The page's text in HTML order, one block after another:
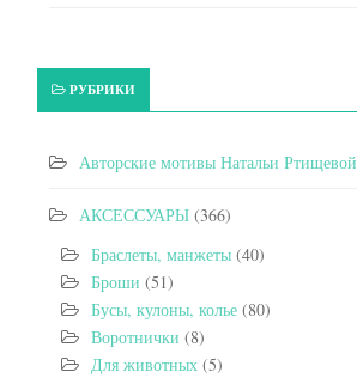
РУБРИКИ
Авторские мотивы Натальи Ртищевой
АКСЕССУАРЫ (366)
Браслеты, манжеты (40)
Броши (51)
Бусы, кулоны, колье (80)
Воротнички (8)
Для животных (5)